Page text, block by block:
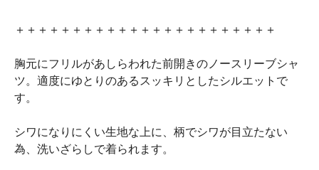
＋＋＋＋＋＋＋＋＋＋＋＋＋＋＋＋＋＋＋＋＋＋＋
胸元にフリルがあしらわれた前開きのノースリーブシャ
ツ。適度にゆとりのあるスッキリとしたシルエットで
す。
シワになりにくい生地な上に、柄でシワが目立たない
為、洗いざらしで着られます。